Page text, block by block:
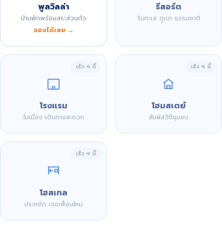
พูลวิลล่า
บ้านพักพร้อมสระส่วนตัว
จองได้เลย →
รีสอร์ต
ริมทะเล ภูเขา ธรรมชาติ
เร็ว ๆ นี้
โรงแรม
ในเมือง เดินทางสะดวก
เร็ว ๆ นี้
โฮมสเตย์
สัมผัสวิถีชุมชน
เร็ว ๆ นี้
โฮสเทล
ประหยัด เจอเพื่อนใหม่